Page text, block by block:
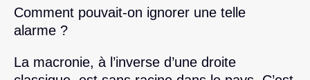
Comment pouvait-on ignorer une telle
alarme ?
La macronie, à l’inverse d’une droite